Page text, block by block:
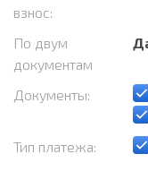
взнос:
По двум
документам
Документы:
Тип платежа: